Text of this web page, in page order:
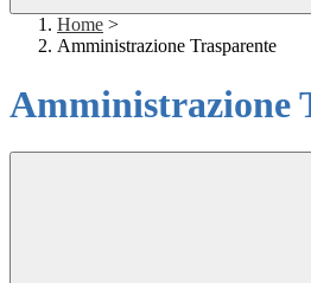
Home >
Amministrazione Trasparente
Amministrazione